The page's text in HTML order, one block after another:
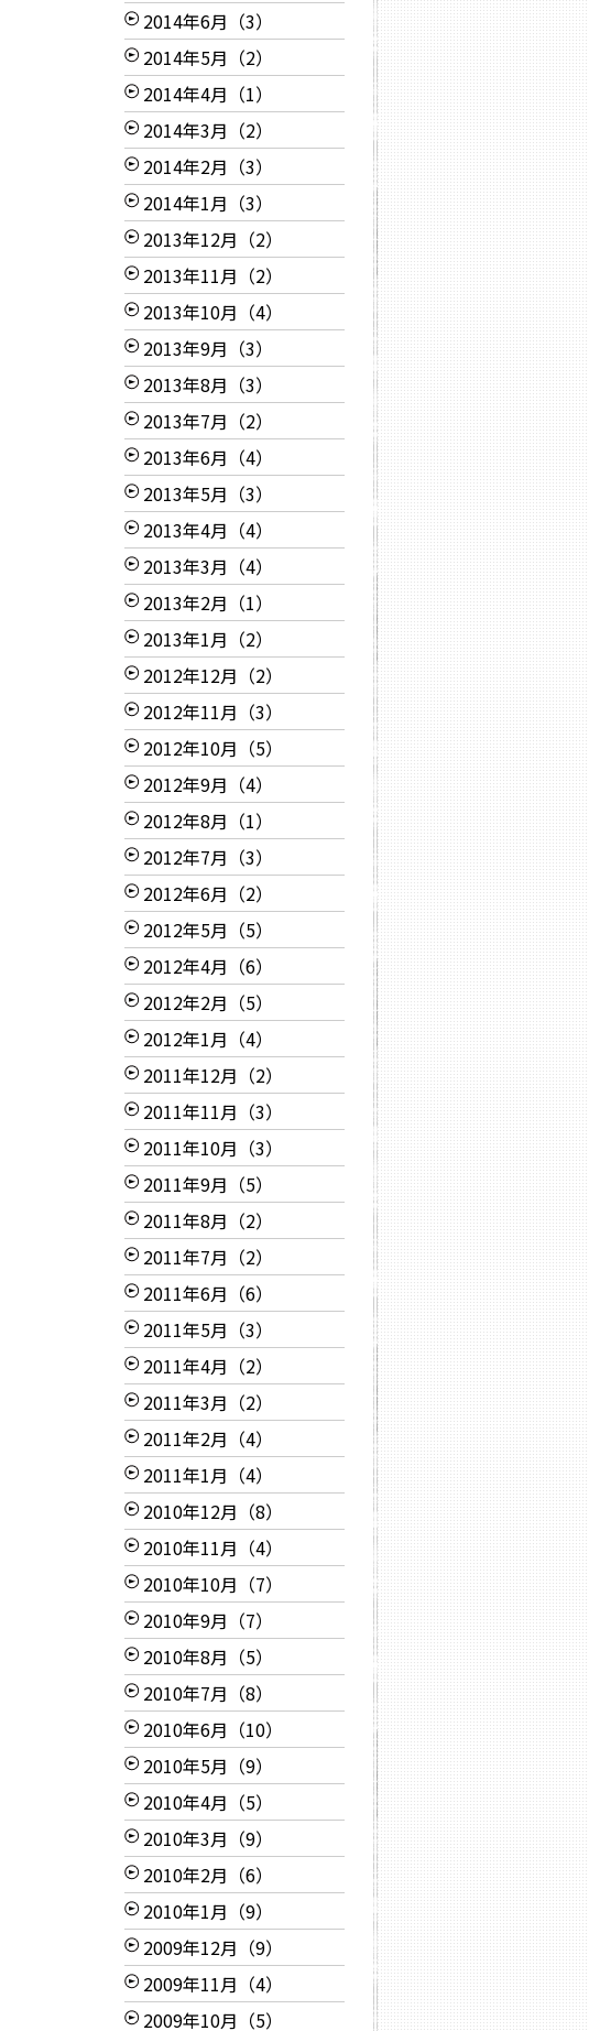
2014年6月（3）
2014年5月（2）
2014年4月（1）
2014年3月（2）
2014年2月（3）
2014年1月（3）
2013年12月（2）
2013年11月（2）
2013年10月（4）
2013年9月（3）
2013年8月（3）
2013年7月（2）
2013年6月（4）
2013年5月（3）
2013年4月（4）
2013年3月（4）
2013年2月（1）
2013年1月（2）
2012年12月（2）
2012年11月（3）
2012年10月（5）
2012年9月（4）
2012年8月（1）
2012年7月（3）
2012年6月（2）
2012年5月（5）
2012年4月（6）
2012年2月（5）
2012年1月（4）
2011年12月（2）
2011年11月（3）
2011年10月（3）
2011年9月（5）
2011年8月（2）
2011年7月（2）
2011年6月（6）
2011年5月（3）
2011年4月（2）
2011年3月（2）
2011年2月（4）
2011年1月（4）
2010年12月（8）
2010年11月（4）
2010年10月（7）
2010年9月（7）
2010年8月（5）
2010年7月（8）
2010年6月（10）
2010年5月（9）
2010年4月（5）
2010年3月（9）
2010年2月（6）
2010年1月（9）
2009年12月（9）
2009年11月（4）
2009年10月（5）